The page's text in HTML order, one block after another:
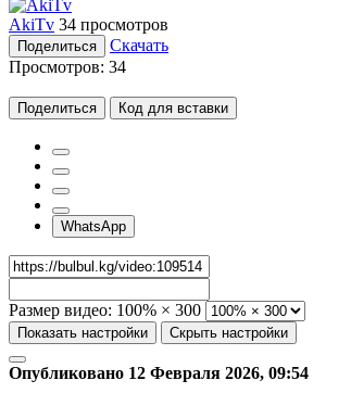
AkiTv 34 просмотров
Поделиться
Скачать
Просмотров: 34
Поделиться Код для вставки
WhatsApp
Размер видео: 100% × 300
Показать настройки Скрыть настройки
Опубликовано 12 Февраля 2026, 09:54